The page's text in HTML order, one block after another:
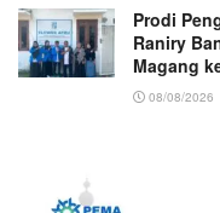
Prodi
Raniry
Magang
08/08/2026